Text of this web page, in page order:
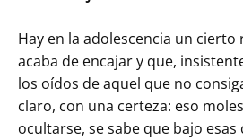
Hay en la adolescencia un cierto
acaba de encajar y que,
los oídos de aquel que no
claro, con una certeza: eso
ocultarse, se sabe que bajo esas